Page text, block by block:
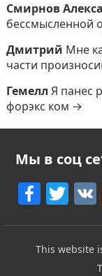
Смирнов
бессмысленной
Дмитрий Мне
части
Гемелл Я панес
форэкс ком →
Мы в соц
F
c
e
T
itt
er
This website